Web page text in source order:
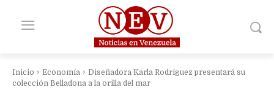
Inicio Economía
Diseñadora Karla Rodríguez presentará su
colección Belladona a la orilla del mar